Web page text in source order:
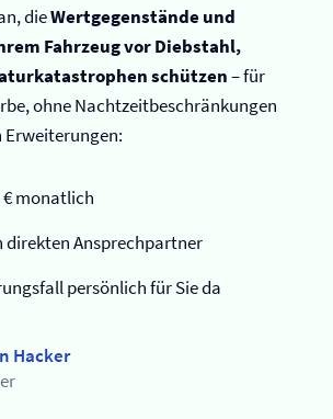
dieWertgegenstände und
Fahrzeug vor Diebstahl,
schützen– für
ohne Nachtzeitbeschränkungen
€ monatlich
direkten Ansprechpartner
persönlich für Sie da
Hacker